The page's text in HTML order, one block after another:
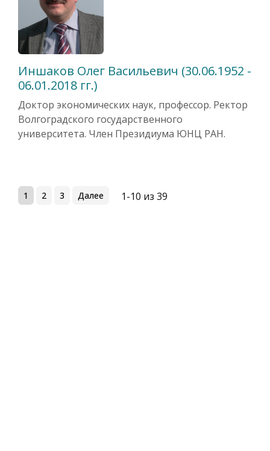
Иншаков Олег Васильевич (30.06.1952 -
06.01.2018 гг.)
Доктор экономических наук, профессор. Ректор
Волгоградского государственного
университета. Член Президиума ЮНЦ РАН.
1 2 3 Далее 1-10 из 39